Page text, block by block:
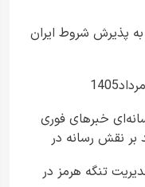
پذیرش شروط ایران
خبرهای فوری
بر نقش رسانه در
تنگه هرمز در